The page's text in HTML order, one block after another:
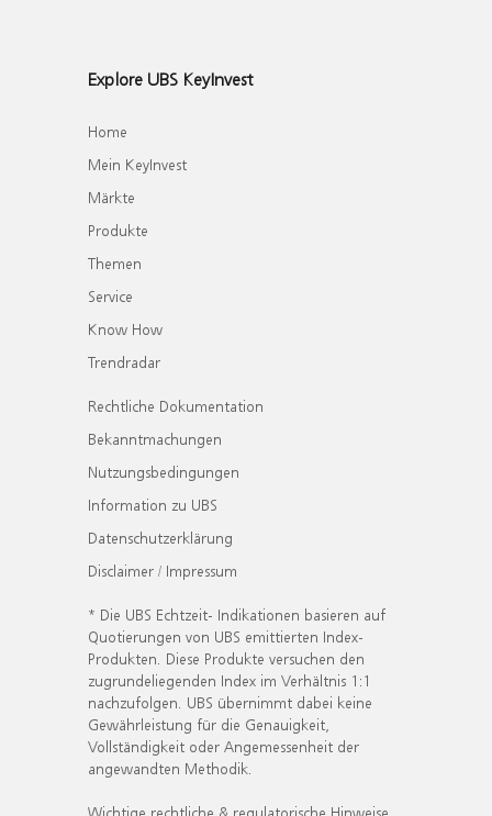
Explore UBS KeyInvest
Home
Mein KeyInvest
Märkte
Produkte
Themen
Service
Know How
Trendradar
Rechtliche Dokumentation
Bekanntmachungen
Nutzungsbedingungen
Information zu UBS
Datenschutzerklärung
Disclaimer / Impressum
* Die UBS Echtzeit- Indikationen basieren auf
Quotierungen von UBS emittierten Index-
Produkten. Diese Produkte versuchen den
zugrundeliegenden Index im Verhältnis 1:1
nachzufolgen. UBS übernimmt dabei keine
Gewährleistung für die Genauigkeit,
Vollständigkeit oder Angemessenheit der
angewandten Methodik.